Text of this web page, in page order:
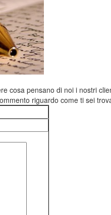
cosa pensano di noi i nostri
riguardo come ti sei